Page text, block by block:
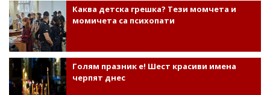
Каква детска грешка? Тези момчета и
момичета са психопати
Голям празник е! Шест красиви имена
черпят днес